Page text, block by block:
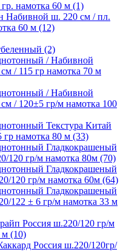
намотка 60 м (1)
Набивной ш. 220 см / пл.
60 м (12)
(2)
/ Набивной
/ 115 гр намотка 70 м
/ Набивной
/ 120±5 гр/м намотка 100
Текстура Китай
гр намотка 80 м (33)
Гладкокрашеный
120 гр/м намотка 80м (70)
Гладкокрашеный
120 гр/м намотка 60м (64)
Гладкокрашеный
122 ± 6 гр/м намотка 33 м
Россия ш.220/120 гр/м
м (10)
Россия ш.220/120гр/